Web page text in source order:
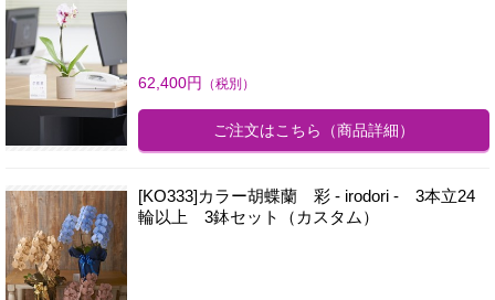
62,400円 （税別）
ご注文はこちら （商品詳細）
[KO333]カラー胡蝶蘭 彩 - irodori - 3本立24
輪以上 3鉢セット（カスタム）